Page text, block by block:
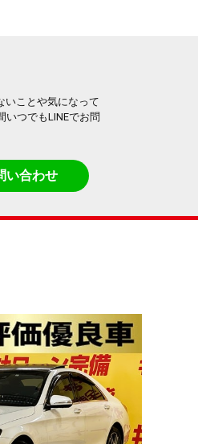
いことや気になって
いつでもLINEでお問
い合わせ